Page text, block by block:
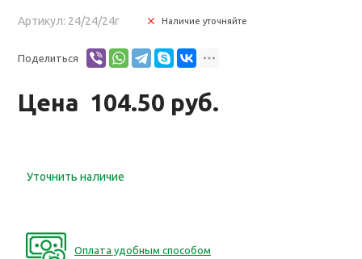
Артикул: 24/24/24г Наличие уточняйте
Поделиться
Цена 104.50 руб.
Уточнить наличие
Оплата удобным способом